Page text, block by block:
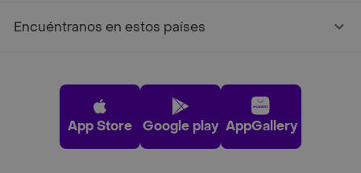
Encuéntranos en estos países
App Store Google play AppGallery